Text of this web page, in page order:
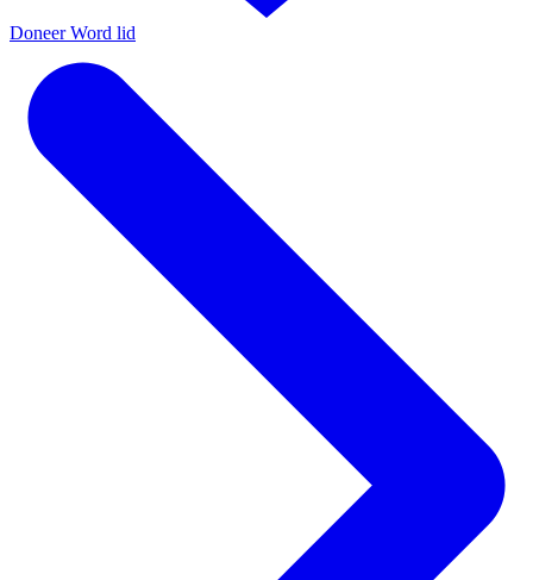
DoneerWord lid